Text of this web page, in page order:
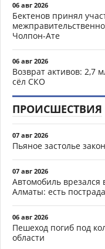
06 авг 2026
Бектенов принял
Чолпон-Ате
06 авг 2026
Возврат активов: 2,7
сёл СКО
ПРОИСШЕСТВИЯ
07 авг 2026
Пьяное застолье
07 авг 2026
Автомобиль
Алматы: есть
06 авг 2026
Пешеход погиб под
области